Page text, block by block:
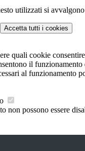
utilizzati si
Accetta tutti i cookies
quali cookie
il
al funzionamento
non possono essere